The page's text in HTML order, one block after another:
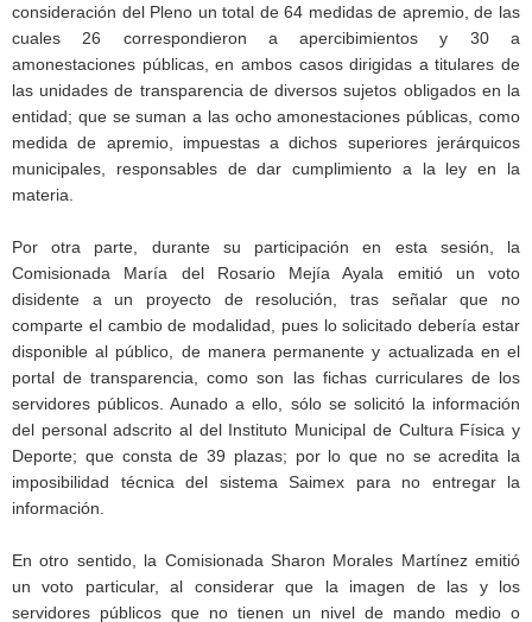
consideración del Pleno un total de 64 medidas de apremio, de las
cuales 26 correspondieron a apercibimientos y 30 a
amonestaciones públicas, en ambos casos dirigidas a titulares de
las unidades de transparencia de diversos sujetos obligados en la
entidad; que se suman a las ocho amonestaciones públicas, como
medida de apremio, impuestas a dichos superiores jerárquicos
municipales, responsables de dar cumplimiento a la ley en la
materia.
Por otra parte, durante su participación en esta sesión, la
Comisionada María del Rosario Mejía Ayala emitió un voto
disidente a un proyecto de resolución, tras señalar que no
comparte el cambio de modalidad, pues lo solicitado debería estar
disponible al público, de manera permanente y actualizada en el
portal de transparencia, como son las fichas curriculares de los
servidores públicos. Aunado a ello, sólo se solicitó la información
del personal adscrito al del Instituto Municipal de Cultura Física y
Deporte; que consta de 39 plazas; por lo que no se acredita la
imposibilidad técnica del sistema Saimex para no entregar la
información.
En otro sentido, la Comisionada Sharon Morales Martínez emitió
un voto particular, al considerar que la imagen de las y los
servidores públicos que no tienen un nivel de mando medio o